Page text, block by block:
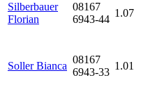
Silberbauer
Florian
08167
6943-44
1.07
Soller Bianca
08167
6943-33
1.01